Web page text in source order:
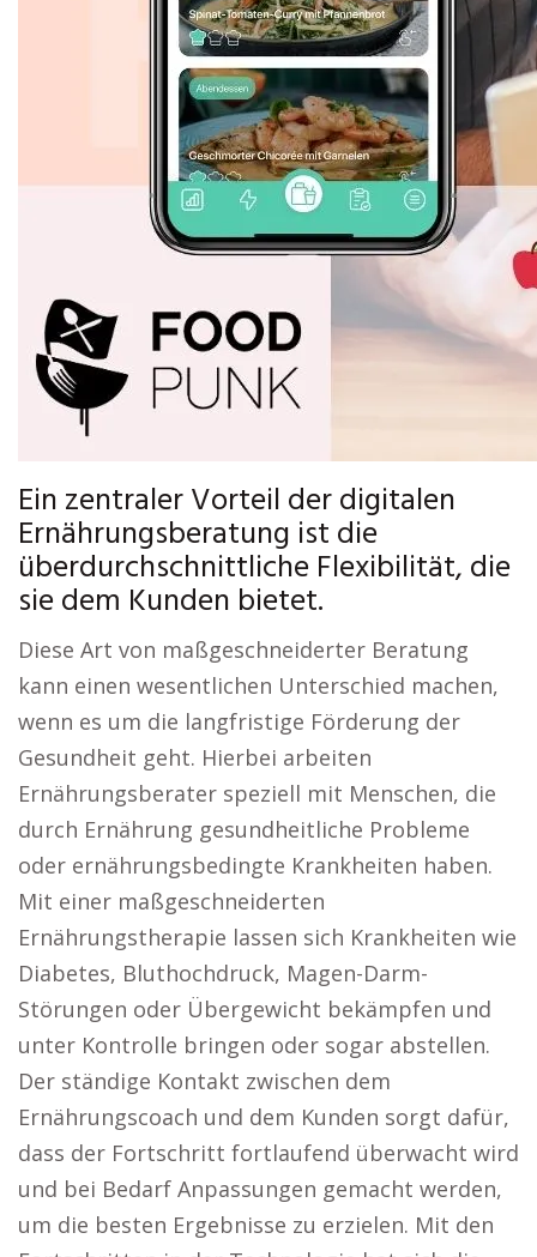
Ein zentraler Vorteil der digitalen
Ernährungsberatung ist die
überdurchschnittliche Flexibilität, die
sie dem Kunden bietet.
Diese Art von maßgeschneiderter Beratung
kann einen wesentlichen Unterschied machen,
wenn es um die langfristige Förderung der
Gesundheit geht. Hierbei arbeiten
Ernährungsberater speziell mit Menschen, die
durch Ernährung gesundheitliche Probleme
oder ernährungsbedingte Krankheiten haben.
Mit einer maßgeschneiderten
Ernährungstherapie lassen sich Krankheiten wie
Diabetes, Bluthochdruck, Magen-Darm-
Störungen oder Übergewicht bekämpfen und
unter Kontrolle bringen oder sogar abstellen.
Der ständige Kontakt zwischen dem
Ernährungscoach und dem Kunden sorgt dafür,
dass der Fortschritt fortlaufend überwacht wird
und bei Bedarf Anpassungen gemacht werden,
um die besten Ergebnisse zu erzielen. Mit den